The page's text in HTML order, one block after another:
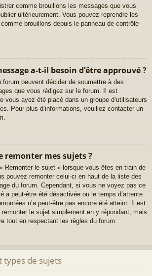
comme brouillons les messages que vous
ultérieurement. Vous pouvez reprendre les
brouillons depuis le panneau de contrôle
a-t-il besoin d’être approuvé ?
forum peuvent décider de soumettre à des
que vous rédigez sur le forum. Il est
vous ayez été placé dans un groupe d’utilisateurs
Pour plus d’informations, veuillez contacter un
remonter mes sujets ?
Remonter le sujet » lorsque vous êtes en train de
pouvez remonter celui-ci en haut de la liste des
du forum. Cependant, si vous ne voyez pas ce
a peut-être été désactivée ou le temps d’attente
n’a peut-être pas encore été atteint. Il est
le sujet simplement en y répondant, mais
tout en respectant les règles du forum.
types de sujets